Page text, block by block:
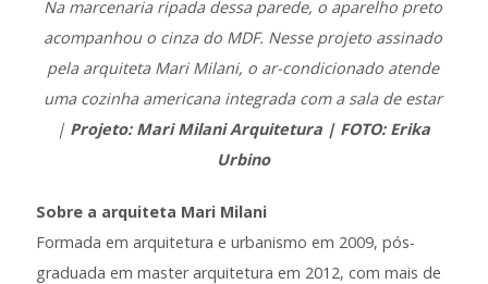
Na marcenaria ripada dessa parede, o aparelho preto
acompanhou o cinza do MDF. Nesse projeto assinado
pela arquiteta Mari Milani, o ar-condicionado atende
uma cozinha americana integrada com a sala de estar
| Projeto: Mari Milani Arquitetura | FOTO: Erika
Urbino
Sobre a arquiteta Mari Milani
Formada em arquitetura e urbanismo em 2009, pós-
graduada em master arquitetura em 2012, com mais de